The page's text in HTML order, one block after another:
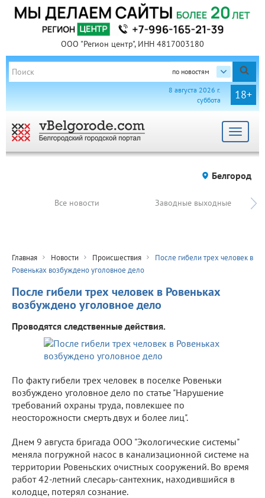
ООО "Регион центр", ИНН 4817003180
по новостям
18+
8 августа 2026 г.
суббота
Toggle
Белгород
Все новости Заводные выходные
Главная Новости Происшествия
После гибели трех человек в
Ровеньках возбуждено уголовное дело
После гибели трех человек в Ровеньках
возбуждено уголовное дело
Проводятся следственные действия.
По факту гибели трех человек в поселке Ровеньки
возбуждено уголовное дело по статье "Нарушение
требований охраны труда, повлекшее по
неосторожности смерть двух и более лиц".
Днем 9 августа бригада ООО "Экологические системы"
меняла погружной насос в канализационной системе на
территории Ровеньских очистных сооружений. Во время
работ 42-летний слесарь-сантехник, находившийся в
колодце, потерял сознание.